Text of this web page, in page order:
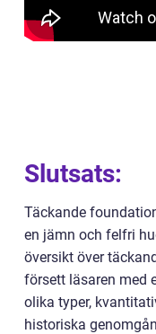
Slutsats:
Täckande
en jämn och felfri
översikt över
försett läsaren med
olika typer,
historiska